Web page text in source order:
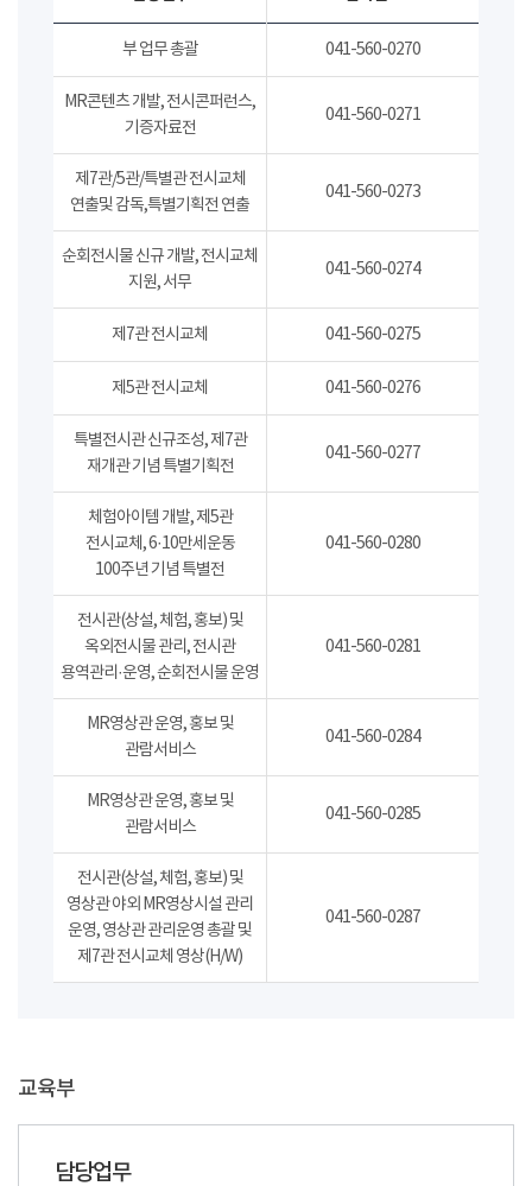
부 업무 총괄 041-560-0270
MR콘텐츠 개발, 전시콘퍼런스,
기증자료전
041-560-0271
제7관/5관/특별관 전시교체
연출및 감독,특별기획전 연출
041-560-0273
순회전시물 신규 개발, 전시교체
지원, 서무
041-560-0274
제7관 전시교체 041-560-0275
제5관 전시교체 041-560-0276
특별전시관 신규조성, 제7관
재개관 기념 특별기획전
041-560-0277
체험아이템 개발, 제5관
전시교체, 6·10만세운동
100주년 기념 특별전
041-560-0280
전시관(상설, 체험, 홍보) 및
옥외전시물 관리, 전시관
용역관리·운영, 순회전시물 운영
041-560-0281
MR영상관 운영, 홍보 및
관람서비스
041-560-0284
MR영상관 운영, 홍보 및
관람서비스
041-560-0285
전시관(상설, 체험, 홍보) 및
영상관 야외 MR영상시설 관리
운영, 영상관 관리운영 총괄 및
제7관 전시교체 영상(H/W)
041-560-0287
교육부
담당업무